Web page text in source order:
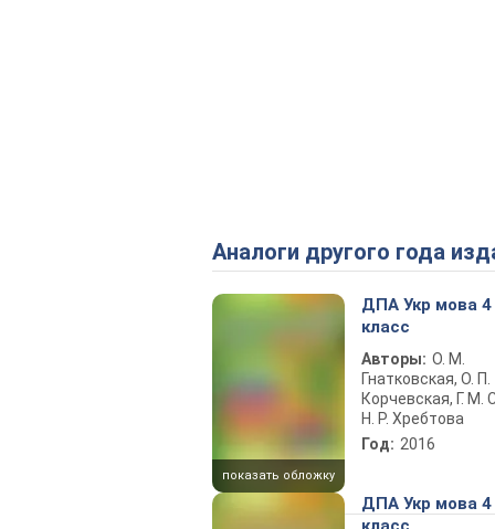
Аналоги другого года
показать обложку
ДПА Укр мова 4
класс
Авторы: О. М.
Гнатковская, О. П.
Корчевская, Г. М.
Н. Р. Хребтова
Год: 2016
ДПА Укр мова 4